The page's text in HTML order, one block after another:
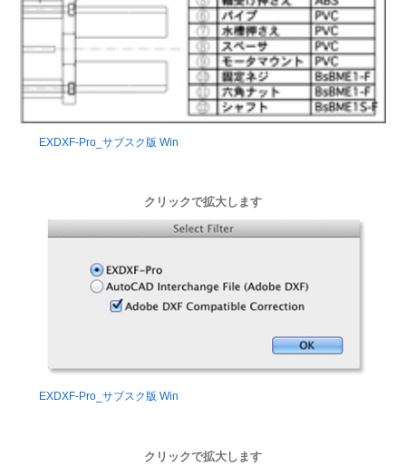
EXDXF-Pro_サブスク版 Win
クリックで拡大します
EXDXF-Pro_サブスク版 Win
クリックで拡大します